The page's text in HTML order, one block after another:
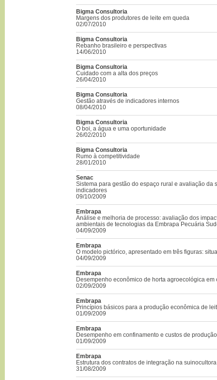
Bigma Consultoria
Margens dos produtores de leite em queda
02/07/2010
Bigma Consultoria
Rebanho brasileiro e perspectivas
14/06/2010
Bigma Consultoria
Cuidado com a alta dos preços
26/04/2010
Bigma Consultoria
Gestão através de indicadores internos
08/04/2010
Bigma Consultoria
O boi, a água e uma oportunidade
26/02/2010
Bigma Consultoria
Rumo à competitividade
28/01/2010
Senac
Sistema para gestão do espaço rural e avaliação da
indicadores
09/10/2009
Embrapa
Análise e melhoria de processo: avaliação dos
ambientais de tecnologias da Embrapa Pecuária
04/09/2009
Embrapa
O modelo pictórico, apresentado em três figuras:
04/09/2009
Embrapa
Desempenho econômico de horta agroecológica
02/09/2009
Embrapa
Princípios básicos para a produção econômica de
01/09/2009
Embrapa
Desempenho em confinamento e custos de
01/09/2009
Embrapa
Estrutura dos contratos de integração na
31/08/2009